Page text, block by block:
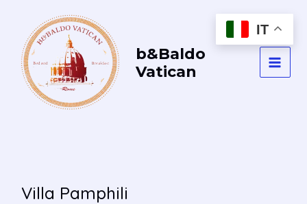
contenuto
b&Baldo
Vatican
Villa Pamphili
IT